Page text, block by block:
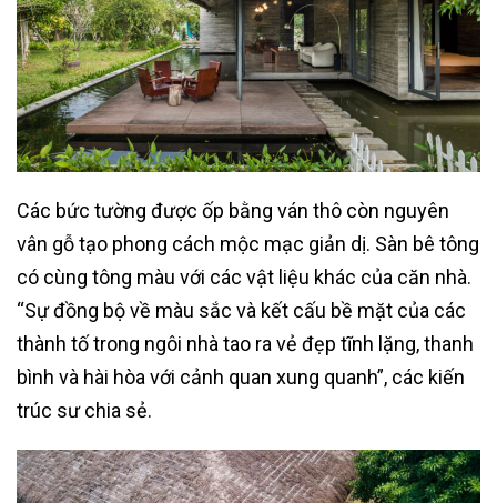
Các bức tường được ốp bằng ván thô còn nguyên
vân gỗ tạo phong cách mộc mạc giản dị. Sàn bê tông
có cùng tông màu với các vật liệu khác của căn nhà.
“Sự đồng bộ về màu sắc và kết cấu bề mặt của các
thành tố trong ngôi nhà tao ra vẻ đẹp tĩnh lặng, thanh
bình và hài hòa với cảnh quan xung quanh”, các kiến
trúc sư chia sẻ.